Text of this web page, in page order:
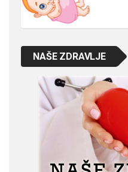
NAŠE ZDRAVLJE